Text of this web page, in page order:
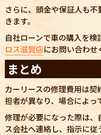
さらに、頭金や保証人も
きます。
自社ローンで車の購入を
ロス滋賀店にお問い合わせ
まとめ
カーリースの修理費用は
担者が異なり、場合によっ
修理が必要になった際は
ス会社へ連絡し、指示に従